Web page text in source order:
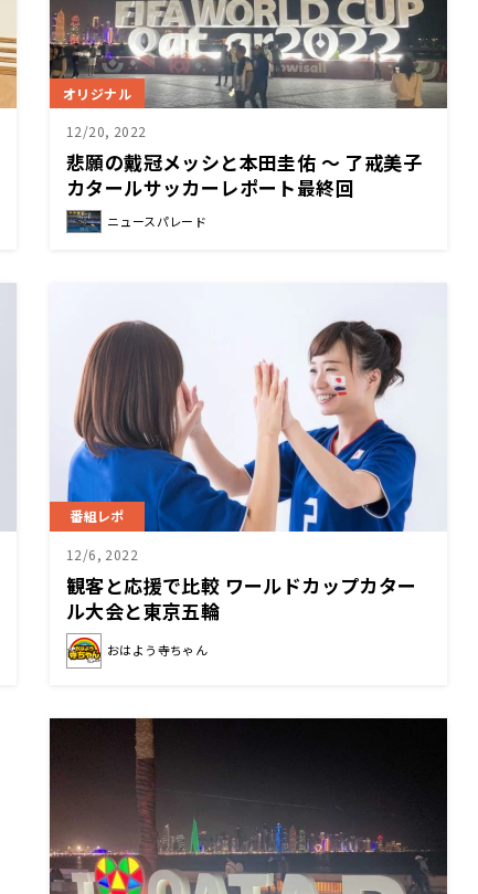
オリジナル
12/20, 2022
悲願の戴冠メッシと本田圭佑 ～ 了戒美子
カタールサッカーレポート最終回
ニュースパレード
番組レポ
12/6, 2022
観客と応援で比較 ワールドカップカター
ル大会と東京五輪
おはよう寺ちゃん